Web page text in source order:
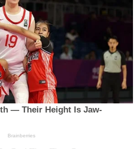
— Their Height Is Jaw-
Brainberries